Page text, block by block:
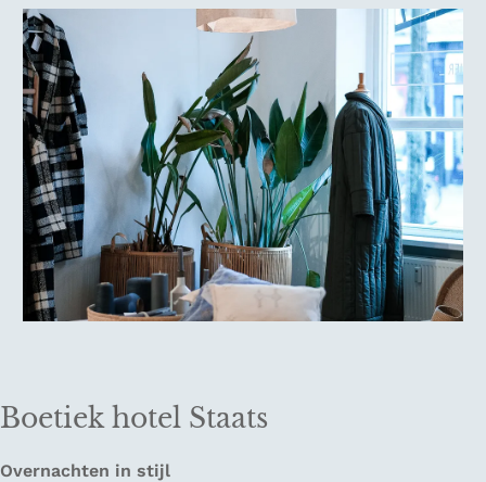
Boetiek hotel Staats
Overnachten in stijl